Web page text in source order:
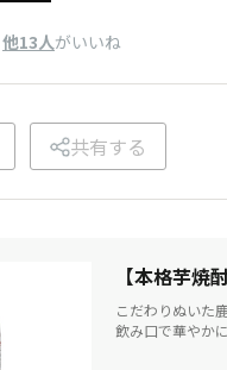
他13人がいいね
共有する
【本格芋焼
こだわりぬいた
飲み口で華やか